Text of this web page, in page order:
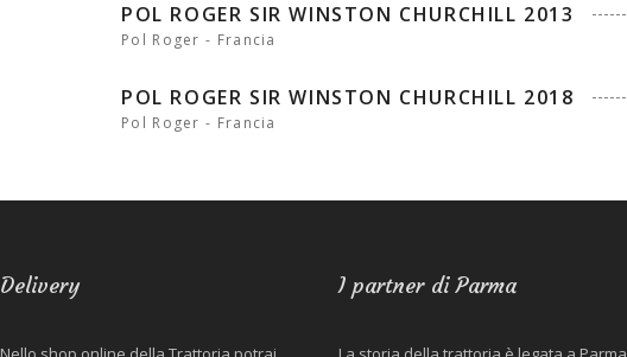
POL ROGER SIR WINSTON CHURCHILL 2013
Pol Roger - Francia
POL ROGER SIR WINSTON CHURCHILL 2018
Pol Roger - Francia
Delivery I partner di Parma